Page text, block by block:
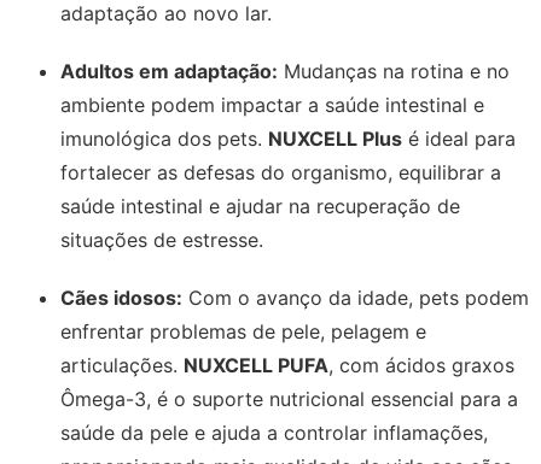
adaptação ao novo lar.
Adultos em adaptação: Mudanças na rotina e no
ambiente podem impactar a saúde intestinal e
imunológica dos pets. NUXCELL Plus é ideal para
fortalecer as defesas do organismo, equilibrar a
saúde intestinal e ajudar na recuperação de
situações de estresse.
Cães idosos: Com o avanço da idade, pets podem
enfrentar problemas de pele, pelagem e
articulações. NUXCELL PUFA, com ácidos graxos
Ômega-3, é o suporte nutricional essencial para a
saúde da pele e ajuda a controlar inflamações,